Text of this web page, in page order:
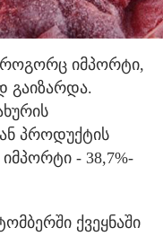
როგორც იმპორტი,
გაიზარდა.
პროდუქტის
- 38,7%-
ქვეყნაში